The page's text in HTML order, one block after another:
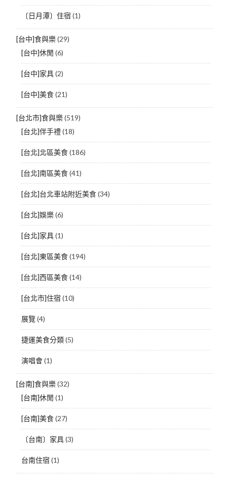
〔日月潭〕住宿 (1)
[台中]食與樂(29)
[台中]休閒 (6)
[台中]家具(2)
[台中]美食(21)
[台北市]食與樂(519)
[台北]伴手禮(18)
[台北]北區美食(186)
[台北]南區美食(41)
[台北]台北車站附近美食(34)
[台北]娛樂(6)
[台北]家具(1)
[台北]東區美食(194)
[台北]西區美食(14)
[台北市]住宿 (10)
展覽(4)
捷運美食分類(5)
演唱會(1)
[台南]食與樂(32)
[台南]休閒 (1)
[台南]美食(27)
〔台南〕家具(3)
台南住宿 (1)